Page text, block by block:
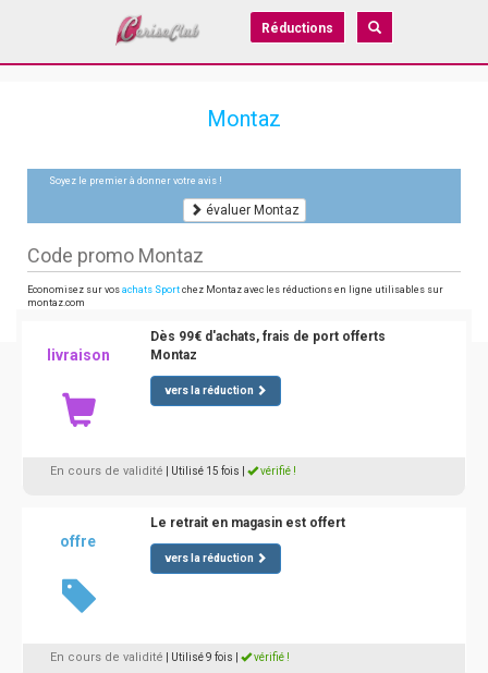
Réductions
Montaz
Soyez le premier à donner votre avis !
évaluer Montaz
Code promo Montaz
Economisez sur vos achats Sport chez Montaz avec les réductions en ligne utilisables sur
montaz.com
livraison
Dès 99€ d'achats, frais de port offerts
Montaz
vers la réduction
En cours de validité | Utilisé 15 fois vérifié !
offre
Le retrait en magasin est offert
vers la réduction
En cours de validité | Utilisé 9 fois vérifié !